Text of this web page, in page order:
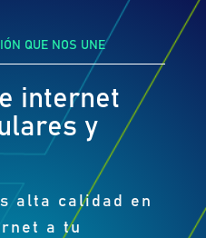
QUE NOS UNE
internet
y
alta calidad en
a tu